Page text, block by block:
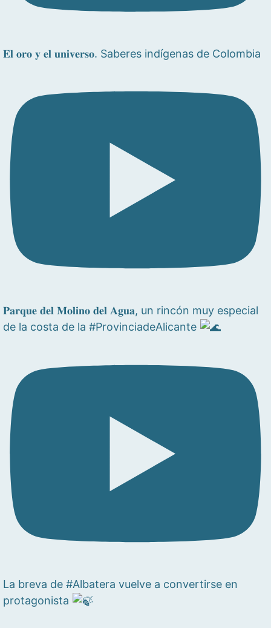
𝐄𝐥 𝐨𝐫𝐨 𝐲 𝐞𝐥 𝐮𝐧𝐢𝐯𝐞𝐫𝐬𝐨. Saberes indígenas de Colombia
𝐏𝐚𝐫𝐪𝐮𝐞 𝐝𝐞𝐥 𝐌𝐨𝐥𝐢𝐧𝐨 𝐝𝐞𝐥 𝐀𝐠𝐮𝐚, un rincón muy especial
de la costa de la #ProvinciadeAlicante
La breva de #Albatera vuelve a convertirse en
protagonista